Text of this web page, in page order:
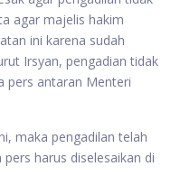
agar majelis hakim
ini karena sudah
Irsyan, pengadian tidak
pers antaran Menteri
maka pengadilan telah
harus diselesaikan di